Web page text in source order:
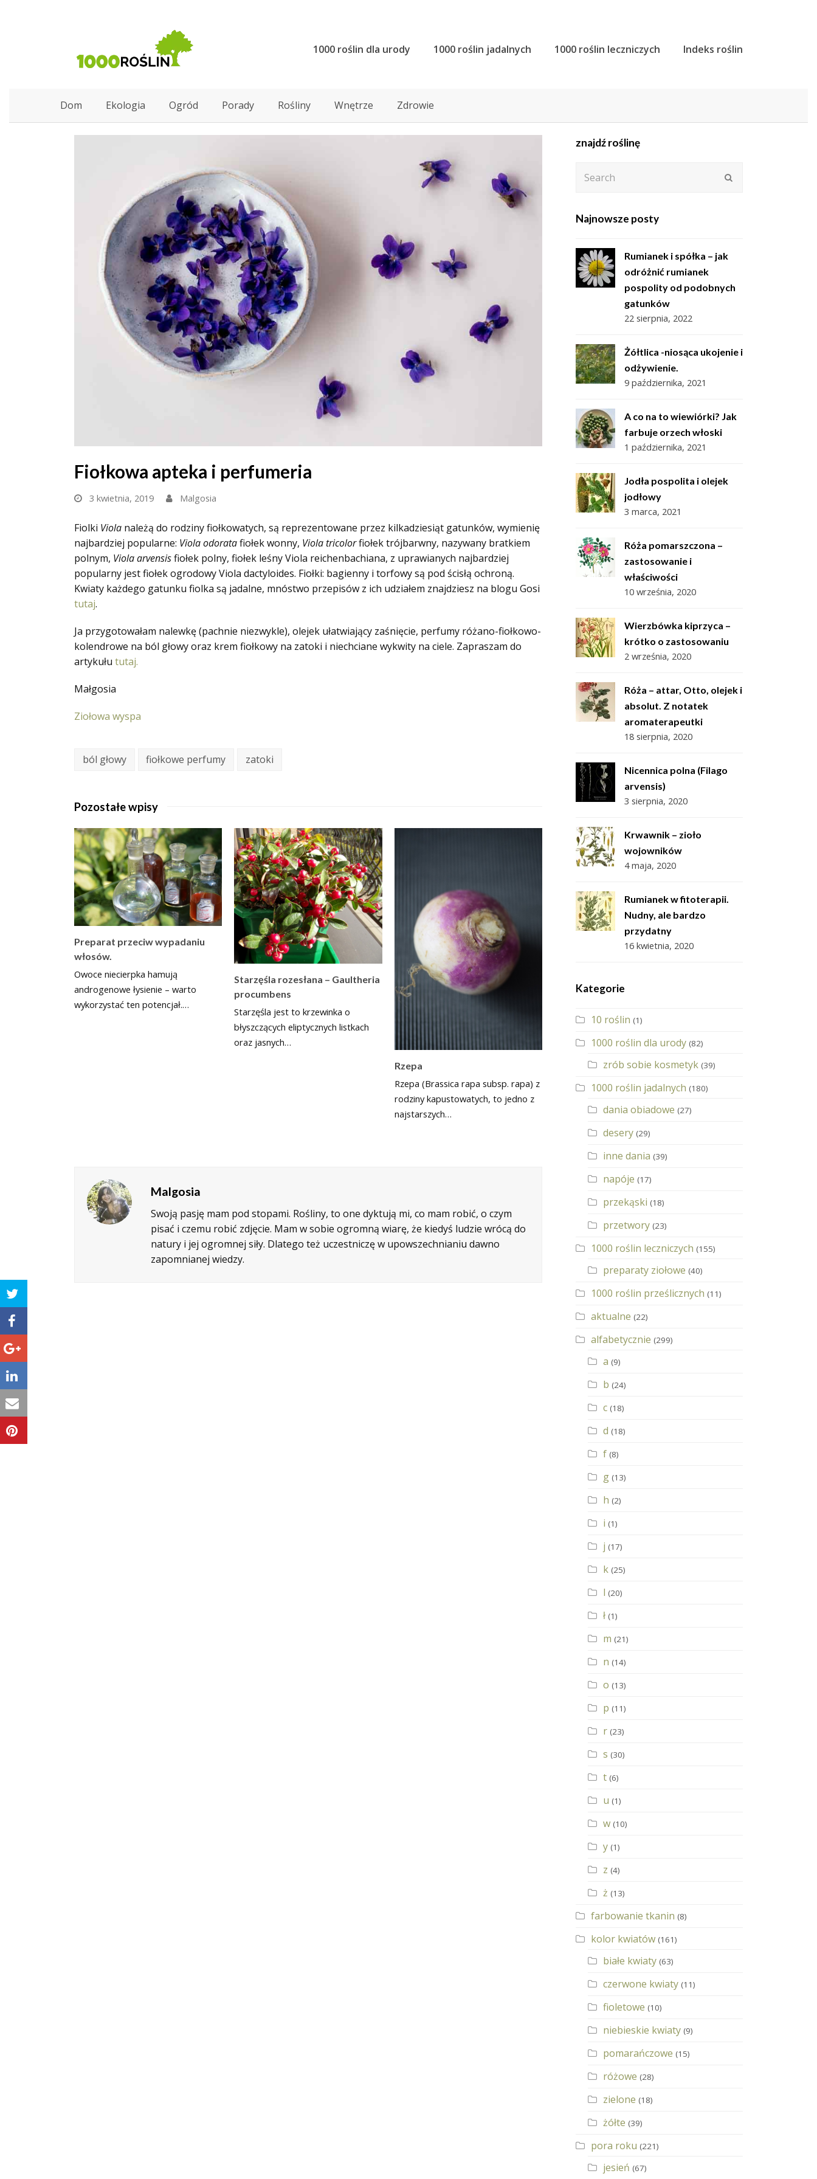
1000 roślin dla urody 1000 roślin jadalnych 1000 roślin leczniczych Indeks roślin
Dom Ekologia Ogród Porady Rośliny Wnętrze Zdrowie
Fiołkowa apteka i perfumeria
3 kwietnia, 2019 Malgosia
Fiolki Viola należą do rodziny fiołkowatych, są reprezentowane przez kilkadziesiąt gatunków, wymienię
najbardziej popularne: Viola odoratafiołek wonny, Viola tricolorfiołek trójbarwny, nazywany bratkiem
polnym, Viola arvensisfiołek polny, fiołek leśnyViola reichenbachiana, z uprawianych najbardziej
popularny jest fiołek ogrodowyViola dactyloides. Fiołki: bagienny i torfowy są pod ścisłą ochroną.
Kwiaty każdego gatunku fiolka są jadalne, mnóstwo przepisów z ich udziałem znajdziesz na blogu Gosi
tutaj.
Ja przygotowałam nalewkę (pachnie niezwykle), olejek ułatwiający zaśnięcie, perfumy różano-fiołkowo-
kolendrowe na ból głowy oraz krem fiołkowy na zatoki i niechciane wykwity na ciele. Zapraszam do
artykułu tutaj.
Małgosia
Ziołowa wyspa
ból głowy fiołkowe perfumy zatoki
Pozostałe wpisy
Preparat przeciw wypadaniu
włosów.
Owoce niecierpka hamują
androgenowe łysienie – warto
wykorzystać ten potencjał.…
Starzęśla rozesłana – Gaultheria
procumbens
Starzęśla jest to krzewinka o
błyszczących eliptycznych listkach
oraz jasnych…
Rzepa
Rzepa (Brassica rapa subsp. rapa) z
rodziny kapustowatych, to jedno z
najstarszych…
Malgosia
Swoją pasję mam pod stopami. Rośliny, to one dyktują mi, co mam robić, o czym
pisać i czemu robić zdjęcie. Mam w sobie ogromną wiarę, że kiedyś ludzie wrócą do
natury i jej ogromnej siły. Dlatego też uczestniczę w upowszechnianiu dawno
zapomnianej wiedzy.
znajdź roślinę
Najnowsze posty
Rumianek i spółka – jak
odróżnić rumianek
pospolity od podobnych
gatunków
22 sierpnia, 2022
Żółtlica -niosąca ukojenie i
odżywienie.
9 października, 2021
A co na to wiewiórki? Jak
farbuje orzech włoski
1 października, 2021
Jodła pospolita i olejek
jodłowy
3 marca, 2021
Róża pomarszczona –
zastosowanie i
właściwości
10 września, 2020
Wierzbówka kiprzyca –
krótko o zastosowaniu
2 września, 2020
Róża – attar, Otto, olejek i
absolut. Z notatek
aromaterapeutki
18 sierpnia, 2020
Nicennica polna (Filago
arvensis)
3 sierpnia, 2020
Krwawnik – zioło
wojowników
4 maja, 2020
Rumianek w fitoterapii.
Nudny, ale bardzo
przydatny
16 kwietnia, 2020
Kategorie
10 roślin (1)
1000 roślin dla urody (82)
zrób sobie kosmetyk (39)
1000 roślin jadalnych (180)
dania obiadowe (27)
desery (29)
inne dania (39)
napóje (17)
przekąski (18)
przetwory (23)
1000 roślin leczniczych (155)
preparaty ziołowe (40)
1000 roślin prześlicznych (11)
aktualne (22)
alfabetycznie (299)
a (9)
b (24)
c (18)
d (18)
f (8)
g (13)
h (2)
i (1)
j (17)
k (25)
l (20)
ł (1)
m (21)
n (14)
o (13)
p (11)
r (23)
s (30)
t (6)
u (1)
w (10)
y (1)
z (4)
ż (13)
farbowanie tkanin (8)
kolor kwiatów (161)
białe kwiaty (63)
czerwone kwiaty (11)
fioletowe (10)
niebieskie kwiaty (9)
pomarańczowe (15)
różowe (28)
zielone (18)
żółte (39)
pora roku (221)
jesień (67)